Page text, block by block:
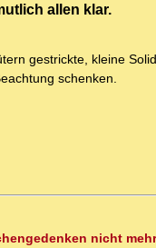
allen klar.
gestrickte, kleine
schenken.
nicht